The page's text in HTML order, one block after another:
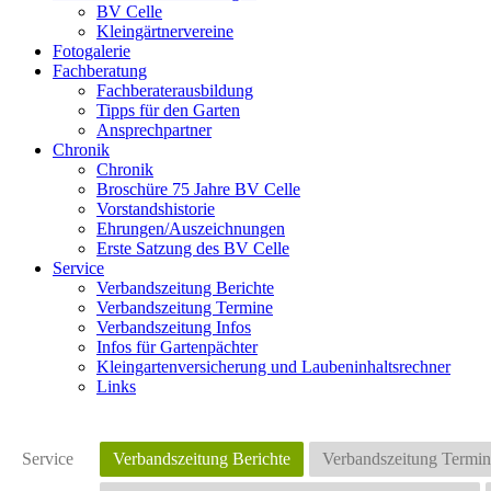
BV Celle
Kleingärtnervereine
Fotogalerie
Fachberatung
Fachberaterausbildung
Tipps für den Garten
Ansprechpartner
Chronik
Chronik
Broschüre 75 Jahre BV Celle
Vorstandshistorie
Ehrungen/Auszeichnungen
Erste Satzung des BV Celle
Service
Verbandszeitung Berichte
Verbandszeitung Termine
Verbandszeitung Infos
Infos für Gartenpächter
Kleingartenversicherung und Laubeninhaltsrechner
Links
Service Verbandszeitung Berichte Verbandszeitung